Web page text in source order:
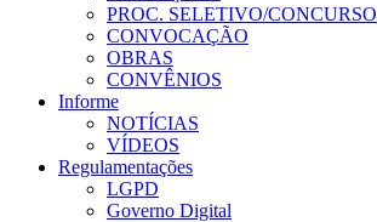
PROC. SELETIVO/CONCURSO
CONVOCAÇÃO
OBRAS
CONVÊNIOS
Informe
NOTÍCIAS
VÍDEOS
Regulamentações
LGPD
Governo Digital